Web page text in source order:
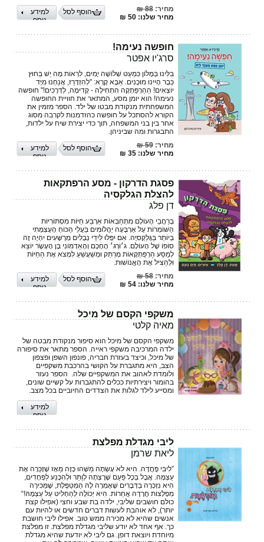
מחיר:88 ₪
מחיר שלנו: 50 ₪
למידע
נוסף
הוסף לסל
חופשה נעימה!
סרג'יו אפטר
בִּלִּינוּ בַּמָּלוֹן כִּמְעַט שְׁלוֹשָׁה יָמִים, לִרְאוֹת מָה יֵשׁ בַּחוּץ
כְּבָר הָיִינוּ מוּכָנִים. אַבָּא קָרָא: "לְהִזְדָּרֵז, אֲנַחְנוּ מִיָּד
יוֹצְאִים! הַהַרְפַּתְקָה הִתְחִילָה - קָדִימָה, לַדְּרָכִים!" חופשה
נעימה! הוא יומן מסע, המתאר את חוויית החופשה
המשפחתית מנקודת מבטו של ילד. הספר מזמין את
הקורא להסתכל על חופשה כהזדמנות לקרבה מסוג
אחר בין בני המשפחה, תוך כדי יצירת שיח על ילדות,
התבגרות ומה שביניהן.
מחיר:59 ₪
מחיר שלנו: 35 ₪
למידע
נוסף
הוסף לסל
פסגת הדרקון - מסע הרפתקאות
להצלת הגלקסיה
דן פלג
בְּרַחֲבֵי הָעוֹלָם מִתְחַבְּאוֹת אַרְבַּע חַיּוֹת מִסְתּוֹרִיּוֹת
הַשּׁוֹמְרוֹת עַל אַרְבָּעָה יַהֲלוֹמִים בַּעֲלֵי הַכּוֹחַ הֶעָצְמָתִי
בְּיוֹתֵר בַּגָּלַקְסִיָּה. אִם יִפְּלוּ לִידֵי נְבָלִים מְרֻשָּׁעִים יִהְיֶה זֶה
סוֹפוֹ שֶׁל הָעוֹלָם. ג׳וֹרְג׳ הֶחָכָם וְהָאַדְמוֹנִי בֶּן הָעֶשֶׂר יוֹצֵא
לְמַסַּע הַרְפַּתְקָאוֹת מְרַתֵּק וּמְשַׁעֲשֵׁעַ לִמְצֹא אֶת הַחַיּוֹת
וּלְהַצִּיל אֶת הָאֱנוֹשׁוּת.
מחיר:58 ₪
מחיר שלנו: 54 ₪
למידע
נוסף
הוסף לסל
משקפי הקסם של מיכל
מאיה קלטי
משקפי הקסם של מיכל הוא סיפור מנקודת מבטה של
ילדה המרכיבה משקפי ראייה.‏ הספר מתאר את סיפורה
של מיכל, וכיצד בעזרת חבריה, פונפון השפן ופצפון
הצב, היא מתגברת ‏על הקושי בהרכבת משקפיים
ולומדת לאהוב את המשקפיים שלה. ‏ הספר נעזר
בהומור ויצירתיות ככלים להתגברות על קשיים שונים,
ומסייע לילד לגלות את הצדדים ‏החיוביים בכל מצב.‏
למידע
נוסף
ליבי מגדלת מפלצת
ליאת שרמן
”לִיבִּי פָּחֲדָה. הִיא לאֹ עָשְׂתָה מַשֶּׁהוּ כָּזֶה מֵאָז שֶׁזָכְּרָה אֶת
עַצְמָהּ. אֲבָל בְּכָל פַּעַם שֶׁרָצְתָה לְוַתֵּר וּלְהִכָּנַע לַפְּחָדִים,
הִיא נִזְכְּרָה בַּדְּבָרִים שֶׁאָמְרָה לָהּ הַמְּטַפֶּלֶת, שֶׁמַּכִּירָה
מִפְלְצוֹת חֲרָדָה אֲחֵרוֹת. הִיא יְכוֹלָה לְהַחְלִיט עַל עַצְמָהּ!“
כולם חושבים שליבי, ילדה בת שבע וחצי (אפילו קצת
יותר), לא אוהבת לעשות דברים חדשים או להיות עם
אנשים שהיא לא מכירה ממש טוב. אפילו ליבי חושבת
כך. אף אחד לא יודע שליבי מגדלת מפלצת. זו מפלצת
מיוחדת ויוצאת דופן. גם ליבי לא יודעת שהיא מגדלת